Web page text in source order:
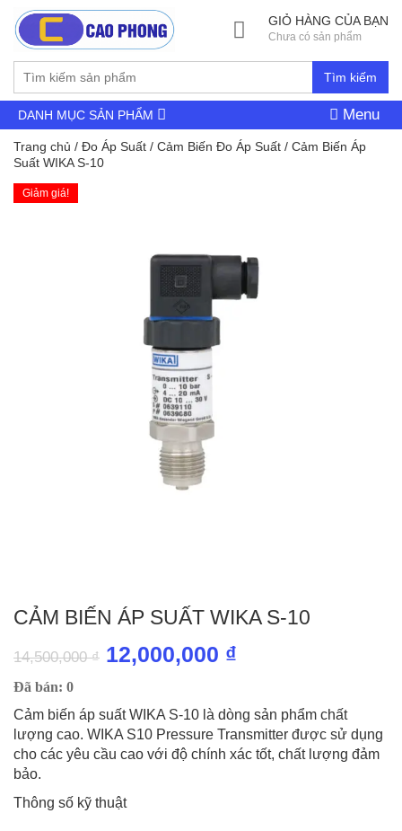
Tìm kiếm
GIỎ HÀNG CỦA BẠN
Chưa có sản phẩm
DANH MỤC SẢN PHẨM Menu
Trang chủ / Đo Áp Suất / Cảm Biến Đo Áp Suất / Cảm Biến Áp
Suất WIKA S-10
Giảm giá!
CẢM BIẾN ÁP SUẤT WIKA S-10
14,500,000₫ Giá
là:
14,500,000 ₫.
12,000,000 ₫
tại
là:
12,000,000 ₫.
Đã bán: 0
Cảm biến áp suất WIKA S-10 là dòng sản phẩm chất
lượng cao. WIKA S10 Pressure Transmitter được sử dụng
cho các yêu cầu cao với độ chính xác tốt, chất lượng đảm
bảo.
Thông số kỹ thuật